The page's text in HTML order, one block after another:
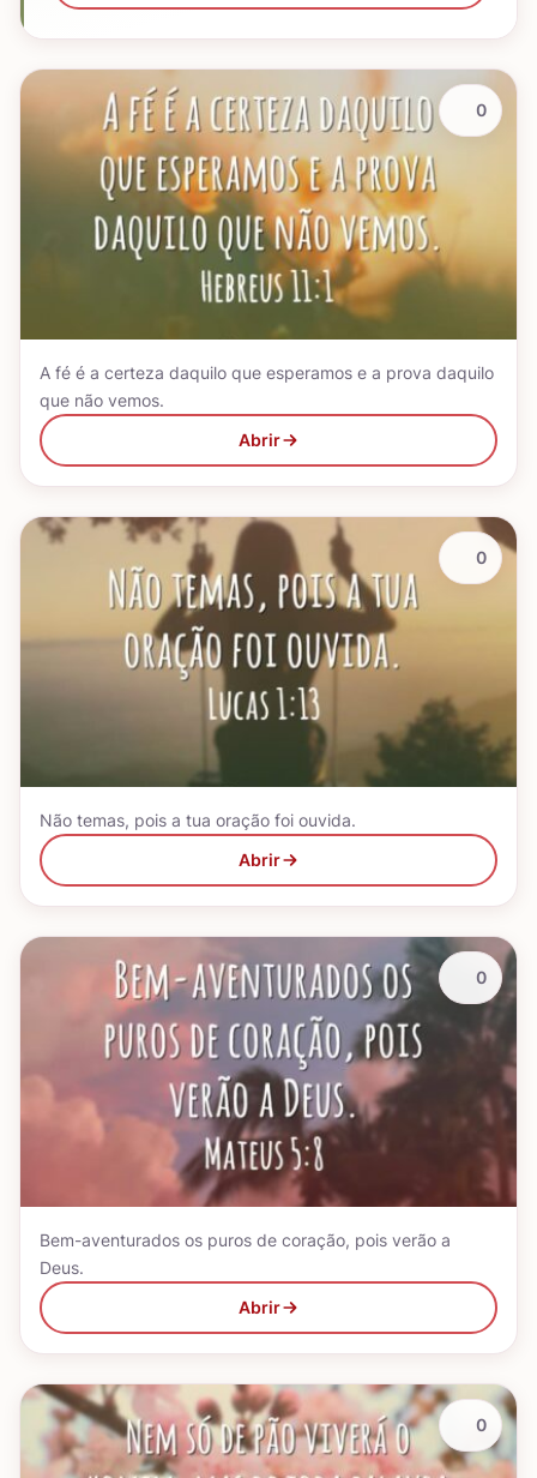
A fé é a certeza daquilo que esperamos e a prova daquilo
que não vemos.
Abrir
0
Não temas, pois a tua oração foi ouvida.
Abrir
0
Bem-aventurados os puros de coração, pois verão a
Deus.
Abrir
0
0